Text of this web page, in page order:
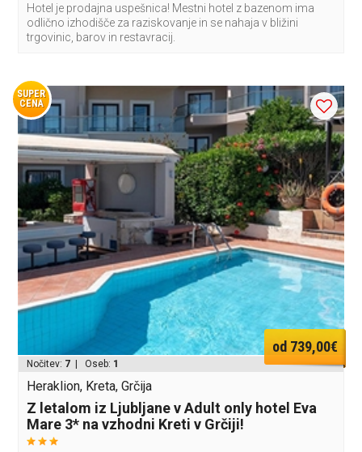
Hotel je prodajna uspešnica! Mestni hotel z bazenom ima
odlično izhodišče za raziskovanje in se nahaja v bližini
trgovinic, barov in restavracij.
SUPER
CENA
od 739,00€
Nočitev: 7 | Oseb: 1
Heraklion, Kreta, Grčija
Z letalom iz Ljubljane v Adult only hotel Eva
Mare 3* na vzhodni Kreti v Grčiji!